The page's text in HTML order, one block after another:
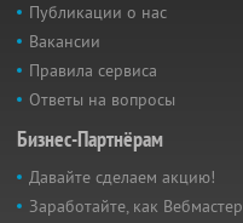
Публикации о нас
Вакансии
Правила сервиса
Ответы на вопросы
Бизнес-Партнёрам
Давайте сделаем акцию!
Заработайте, как Вебмастер